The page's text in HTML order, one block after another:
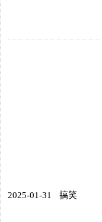
2025-01-31 搞笑